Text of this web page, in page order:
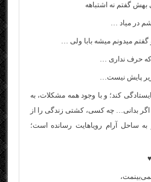
بهش گفتم نه اشتباهه
در میاد …
میدونم میشه بابا ولی …
که حرف نداری …
پایش نیست…
کند؛ و با وجود همه مشکلات، به
اگر بدانی… چه کسی، کشتی زندگی را از
ساحل آرام رویاهایت رسانده است؛